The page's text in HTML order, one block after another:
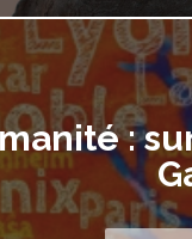
: